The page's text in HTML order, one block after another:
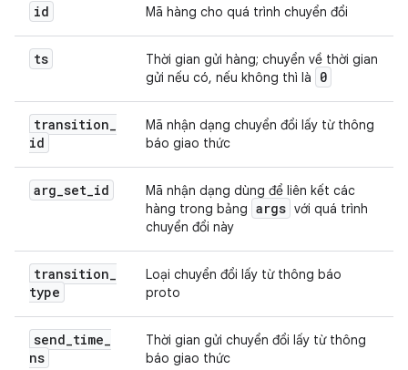
id Mã hàng cho quá trình chuyển đổi
ts
Thời gian gửi hàng; chuyển về thời gian
gửi nếu có, nếu không thì là
0
transition_
id
Mã nhận dạng chuyển đổi lấy từ thông
báo giao thức
arg_set_id
Mã nhận dạng dùng để liên kết các
hàng trong bảng args với quá trình
chuyển đổi này
transition_
type
Loại chuyển đổi lấy từ thông báo
proto
send_time_
ns
Thời gian gửi chuyển đổi lấy từ thông
báo giao thức